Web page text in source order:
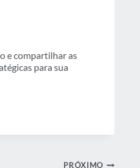
e compartilhar as
para sua
PRÓXIMO